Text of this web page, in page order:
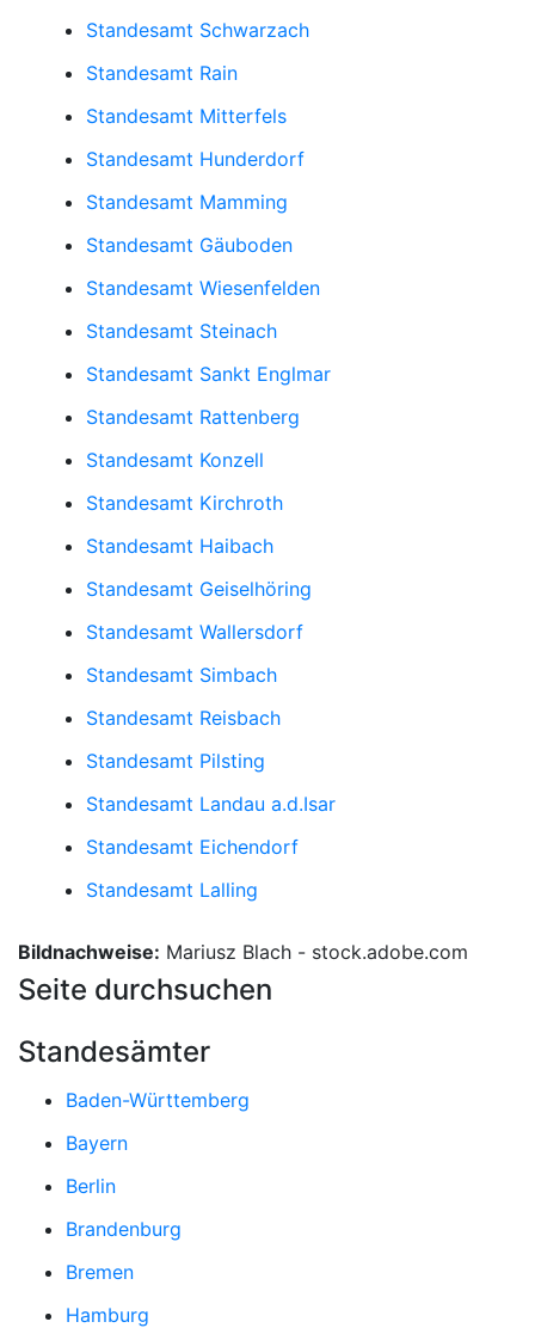
Standesamt Schwarzach
Standesamt Rain
Standesamt Mitterfels
Standesamt Hunderdorf
Standesamt Mamming
Standesamt Gäuboden
Standesamt Wiesenfelden
Standesamt Steinach
Standesamt Sankt Englmar
Standesamt Rattenberg
Standesamt Konzell
Standesamt Kirchroth
Standesamt Haibach
Standesamt Geiselhöring
Standesamt Wallersdorf
Standesamt Simbach
Standesamt Reisbach
Standesamt Pilsting
Standesamt Landau a.d.Isar
Standesamt Eichendorf
Standesamt Lalling
Bildnachweise: Mariusz Blach - stock.adobe.com
Seite durchsuchen
Standesämter
Baden-Württemberg
Bayern
Berlin
Brandenburg
Bremen
Hamburg